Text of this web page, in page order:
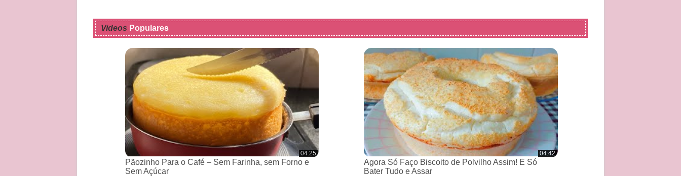
Videos Populares
04:25
Pãozinho Para o Café – Sem Farinha, sem Forno e
Sem Açúcar
04:42
Agora Só Faço Biscoito de Polvilho Assim! É Só
Bater Tudo e Assar